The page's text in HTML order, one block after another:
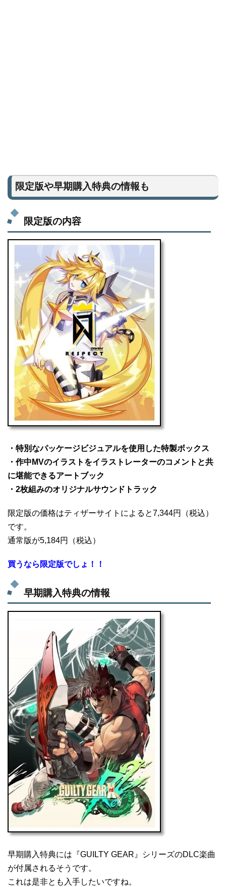
限定版や早期購入特典の情報も
限定版の内容
・特別なパッケージビジュアルを使用した特製ボックス
・作中MVのイラストをイラストレーターのコメントと共
に堪能できるアートブック
・2枚組みのオリジナルサウンドトラック
限定版の価格はティザーサイトによると7,344円（税込）
です。
通常版が5,184円（税込）
買うなら限定版でしょ！！
早期購入特典の情報
早期購入特典には『GUILTY GEAR』シリーズのDLC楽曲
が付属されるそうです。
これは是非とも入手したいですね。